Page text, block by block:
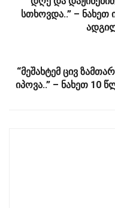
სთხოვდა..” – ნახეთ
“მეშახტემ ცივ
იპოვა..” – ნახეთ 10